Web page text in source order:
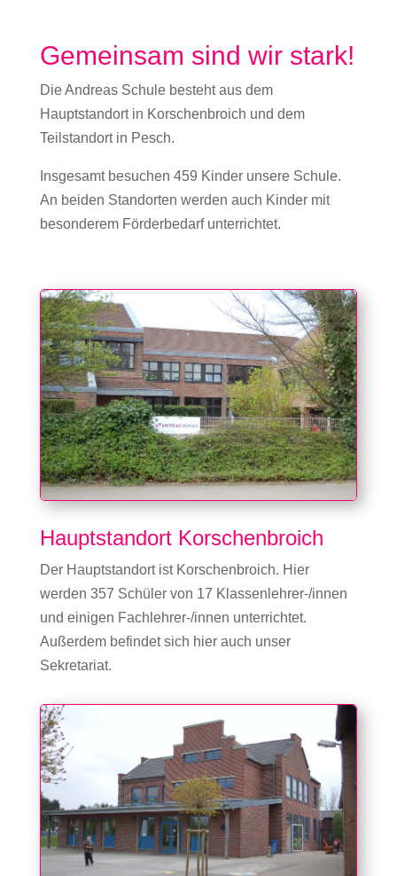
Gemeinsam sind wir stark!
Die Andreas Schule besteht aus dem
Hauptstandort in Korschenbroich und dem
Teilstandort in Pesch.
Insgesamt besuchen 459 Kinder unsere Schule.
An beiden Standorten werden auch Kinder mit
besonderem Förderbedarf unterrichtet.
Hauptstandort Korschenbroich
Der Hauptstandort ist Korschenbroich. Hier
werden 357 Schüler von 17 Klassenlehrer-/innen
und einigen Fachlehrer-/innen unterrichtet.
Außerdem befindet sich hier auch unser
Sekretariat.